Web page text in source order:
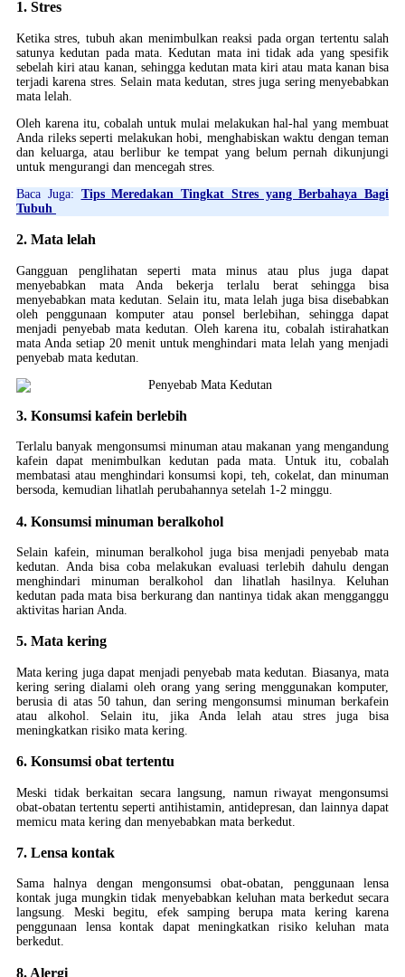
1. Stres
Ketika stres, tubuh akan menimbulkan reaksi pada organ tertentu salah
satunya kedutan pada mata. Kedutan mata ini tidak ada yang spesifik
sebelah kiri atau kanan, sehingga kedutan mata kiri atau mata kanan bisa
terjadi karena stres. Selain mata kedutan, stres juga sering menyebabkan
mata lelah.
Oleh karena itu, cobalah untuk mulai melakukan hal-hal yang membuat
Anda rileks seperti melakukan hobi, menghabiskan waktu dengan teman
dan keluarga, atau berlibur ke tempat yang belum pernah dikunjungi
untuk mengurangi dan mencegah stres.
Baca Juga: Tips Meredakan Tingkat Stres yang Berbahaya Bagi
Tubuh
2. Mata lelah
Gangguan penglihatan seperti mata minus atau plus juga dapat
menyebabkan mata Anda bekerja terlalu berat sehingga bisa
menyebabkan mata kedutan. Selain itu, mata lelah juga bisa disebabkan
oleh penggunaan komputer atau ponsel berlebihan, sehingga dapat
menjadi penyebab mata kedutan. Oleh karena itu, cobalah istirahatkan
mata Anda setiap 20 menit untuk menghindari mata lelah yang menjadi
penyebab mata kedutan.
3. Konsumsi kafein berlebih
Terlalu banyak mengonsumsi minuman atau makanan yang mengandung
kafein dapat menimbulkan kedutan pada mata. Untuk itu, cobalah
membatasi atau menghindari konsumsi kopi, teh, cokelat, dan minuman
bersoda, kemudian lihatlah perubahannya setelah 1-2 minggu.
4. Konsumsi minuman beralkohol
Selain kafein, minuman beralkohol juga bisa menjadi penyebab mata
kedutan. Anda bisa coba melakukan evaluasi terlebih dahulu dengan
menghindari minuman beralkohol dan lihatlah hasilnya. Keluhan
kedutan pada mata bisa berkurang dan nantinya tidak akan mengganggu
aktivitas harian Anda.
5. Mata kering
Mata kering juga dapat menjadi penyebab mata kedutan. Biasanya, mata
kering sering dialami oleh orang yang sering menggunakan komputer,
berusia di atas 50 tahun, dan sering mengonsumsi minuman berkafein
atau alkohol. Selain itu, jika Anda lelah atau stres juga bisa
meningkatkan risiko mata kering.
6. Konsumsi obat tertentu
Meski tidak berkaitan secara langsung, namun riwayat mengonsumsi
obat-obatan tertentu seperti antihistamin, antidepresan, dan lainnya dapat
memicu mata kering dan menyebabkan mata berkedut.
7. Lensa kontak
Sama halnya dengan mengonsumsi obat-obatan, penggunaan lensa
kontak juga mungkin tidak menyebabkan keluhan mata berkedut secara
langsung. Meski begitu, efek samping berupa mata kering karena
penggunaan lensa kontak dapat meningkatkan risiko keluhan mata
berkedut.
8. Alergi